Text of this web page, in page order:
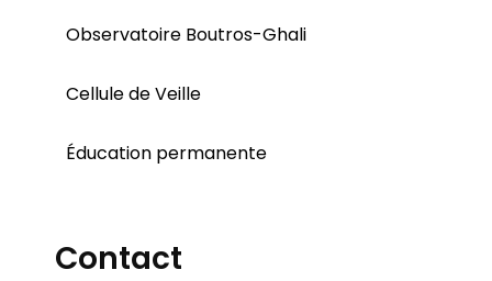
Observatoire Boutros-Ghali
Cellule de Veille
Éducation permanente
Contact